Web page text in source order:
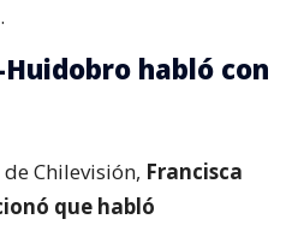
habló con
Chilevisión, Francisca
que habló